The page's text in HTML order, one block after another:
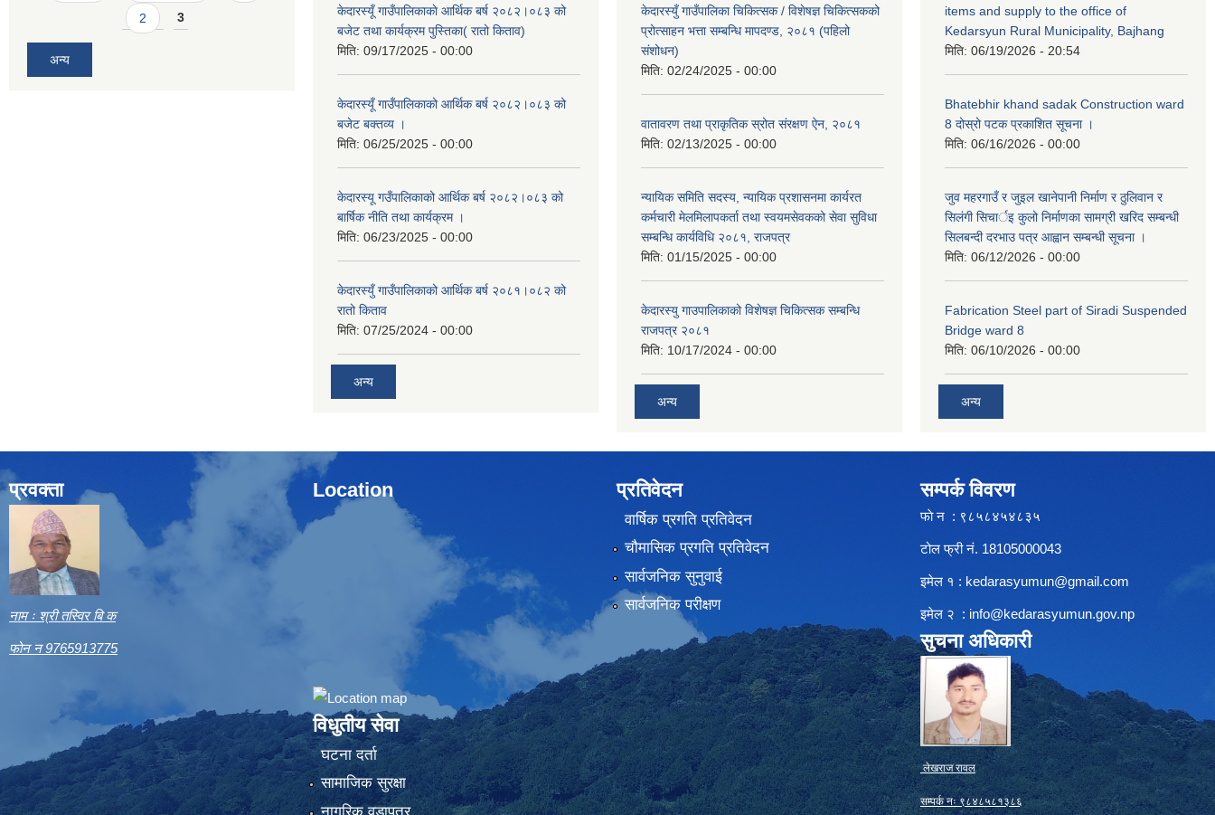
2 3
अन्य
केदारस्यूँ गाउँपालिकाकाे आर्थिक बर्ष २०८२।०८३ को
बजेट तथा कार्यक्रम पुस्तिका( रातो किताव)
मिति: 09/17/2025 - 00:00
केदारस्यूँ गाउँपालिकाको आर्थिक बर्ष २०८२।०८३ को
बजेट बक्तव्य ।
मिति: 06/25/2025 - 00:00
केदारस्यू गउँपालिकाको आर्थिक बर्ष २०८२।०८३ को
बार्षिक नीति तथा कार्यक्रम ।
मिति: 06/23/2025 - 00:00
केदारस्युँ गाउँपालिकाको आर्थिक बर्ष २०८१।०८२ को
रातो किताव
मिति: 07/25/2024 - 00:00
अन्य
केदारस्युँ गाउँपालिका चिकित्सक / विशेषज्ञ चिकित्सकको
प्रोत्साहन भत्ता सम्बन्धि मापदण्ड, २०८१ (पहिलो
संशोधन)
मिति: 02/24/2025 - 00:00
वातावरण तथा प्राकृतिक स्रोत संरक्षण ऐन, २०८१
मिति: 02/13/2025 - 00:00
न्यायिक समिति सदस्य, न्यायिक प्रशासनमा कार्यरत
कर्मचारी मेलमिलापकर्ता तथा स्वयमसेवकको सेवा सुविधा
सम्बन्धि कार्यविधि २०८१, राजपत्र
मिति: 01/15/2025 - 00:00
केदारस्यु गाउपालिकाको विशेषज्ञ चिकित्सक सम्बन्धि
राजपत्र २०८१
मिति: 10/17/2024 - 00:00
अन्य
items and supply to the office of
Kedarsyun Rural Municipality, Bajhang
मिति: 06/19/2026 - 20:54
Bhatebhir khand sadak Construction ward
8 दोस्रो पटक प्रकाशित सूचना ।
मिति: 06/16/2026 - 00:00
जुव महरगाउँ र जुइल खानेपानी निर्माण र ठुलिवान र
सिलंगी सिचार्इ कुलो निर्माणका सामग्री खरिद सम्बन्धी
सिलबन्दी दरभाउ पत्र आह्वान सम्बन्धी सूचना ।
मिति: 06/12/2026 - 00:00
Fabrication Steel part of Siradi Suspended
Bridge ward 8
मिति: 06/10/2026 - 00:00
अन्य
प्रवक्ता
नाम ः श्री तस्विर बि क
फोन न 9765913775
Location
Embed Google Map
विधुतीय सेवा
घटना दर्ता
सामाजिक सुरक्षा
प्रतिवेदन
वार्षिक प्रगति प्रतिवेदन
चौमासिक प्रगति प्रतिवेदन
सार्वजनिक सुनुवाई
सार्वजनिक परीक्षण
सम्पर्क विवरण
फाे न : ९८५८४५४८३५
टोल फ्री नं. 18105000043
इमेल १ : kedarasyumun@gmail.com
इमेल २ : info@kedarasyumun.gov.np
सुचना अधिकारी
लेखराज रावल
सम्पर्क नः ९८४८५८१३८६